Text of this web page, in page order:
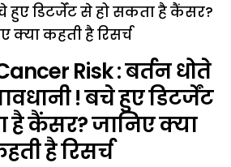
हुए डिटर्जेंट से हो सकता है कैंसर?
क्या कहती है रिसर्च
Risk : बर्तन धोते
! बचे हुए डिटर्जेंट
है कैंसर? जानिए क्या
है रिसर्च